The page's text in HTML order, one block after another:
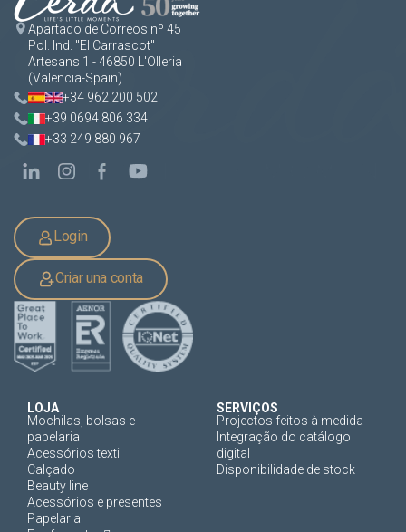
Apartado de Correos nº 45
Pol. Ind. "El Carrascot"
Artesans 1 - 46850 L'Olleria
(Valencia-Spain)
+34 962 200 502
+39 0694 806 334
+33 249 880 967
Login
Criar una conta
LOJA
Mochilas, bolsas e
papelaria
Acessórios textil
Calçado
Beauty line
Acessórios e presentes
Papelaria
SERVIÇOS
Projectos feitos à medida
Integração do catálogo
digital
Disponibilidade de stock